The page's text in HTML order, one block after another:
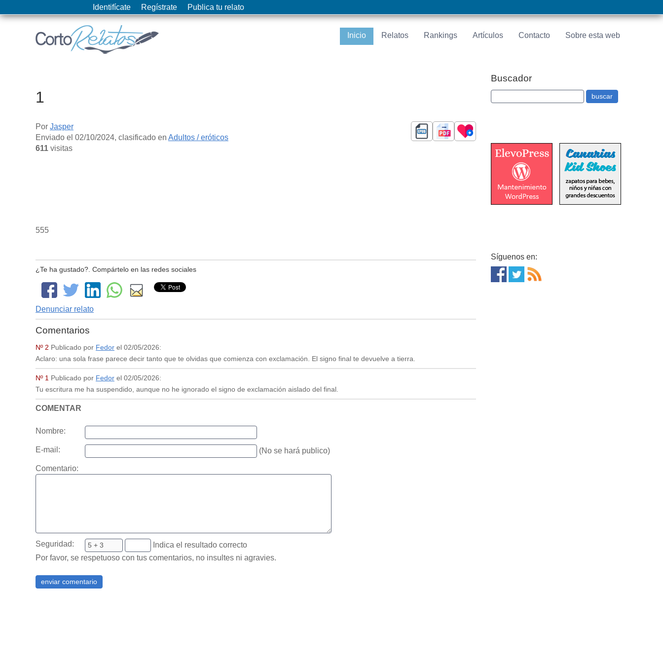
Identifícate Regístrate Publica tu relato
Inicio Relatos Rankings Artículos Contacto Sobre esta web
1
Por Jasper
Enviado el 02/10/2024, clasificado en Adultos / eróticos
611 visitas
555
¿Te ha gustado?. Compártelo en las redes sociales
Denunciar relato
Comentarios
Nº 2 Publicado por Fedor el 02/05/2026:
Aclaro: una sola frase parece decir tanto que te olvidas que comienza con exclamación. El signo final te devuelve a tierra.
Nº 1 Publicado por Fedor el 02/05/2026:
Tu escritura me ha suspendido, aunque no he ignorado el signo de exclamación aislado del final.
COMENTAR
Nombre:
E-mail: (No se hará publico)
Comentario:
Seguridad:
Indica el resultado correcto
Por favor, se respetuoso con tus comentarios, no insultes ni agravies.
Buscador
Síguenos en: